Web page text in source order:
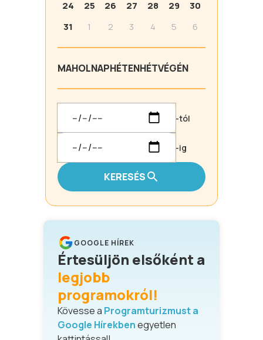
24
25 26 27 28 29
30
31
1 2 3 4 5 6
MAHOLNAPHÉTENHÉTVÉGÉN
-tól
-ig
KERESÉS
GOOGLE HÍREK
Értesüljön elsőként a
legjobb
programokról!
Kövesse a Programturizmust a
Google Hírekbenegyetlen